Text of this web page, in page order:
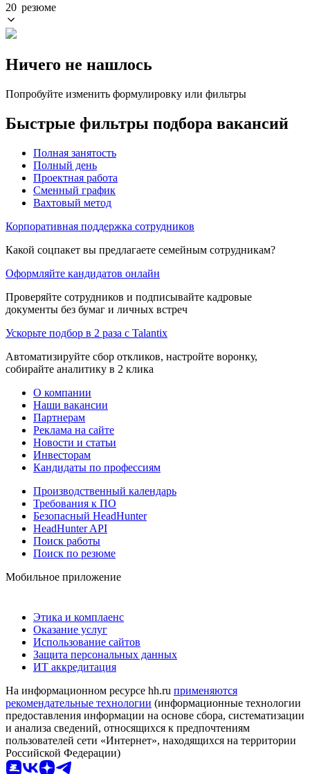
20 резюме
Ничего не нашлось
Попробуйте изменить формулировку или фильтры
Быстрые фильтры подбора вакансий
Полная занятость
Полный день
Проектная работа
Сменный график
Вахтовый метод
Корпоративная поддержка сотрудников
Какой соцпакет вы предлагаете семейным сотрудникам?
Оформляйте кандидатов онлайн
Проверяйте сотрудников и подписывайте кадровые
документы без бумаг и личных встреч
Ускорьте подбор в 2 раза с Talantix
Автоматизируйте сбор откликов, настройте воронку,
собирайте аналитику в 2 клика
О компании
Наши вакансии
Партнерам
Реклама на сайте
Новости и статьи
Инвесторам
Кандидаты по профессиям
Производственный календарь
Требования к ПО
Безопасный HeadHunter
HeadHunter API
Поиск работы
Поиск по резюме
Мобильное приложение
Этика и комплаенс
Оказание услуг
Использование сайтов
Защита персональных данных
ИТ аккредитация
На информационном ресурсе hh.ru применяются
рекомендательные технологии (информационные технологии
предоставления информации на основе сбора, систематизации
и анализа сведений, относящихся к предпочтениям
пользователей сети «Интернет», находящихся на территории
Российской Федерации)